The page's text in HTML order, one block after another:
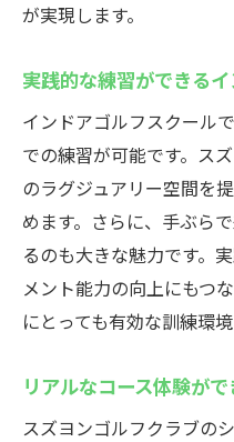
が実現します。
実践的な練習ができる
インドアゴルフスクール
での練習が可能です。ス
のラグジュアリー空間を
めます。さらに、手ぶら
るのも大きな魅力です。
メント能力の向上にもつ
にとっても有効な訓練環境
リアルなコース体験が
スズヨンゴルフクラブの